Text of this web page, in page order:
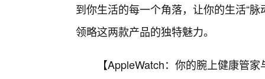
到你生活的每一个角落，让你的生活“
领略这两款产品的独特魅力。
【AppleWatch：你的腕上健康管